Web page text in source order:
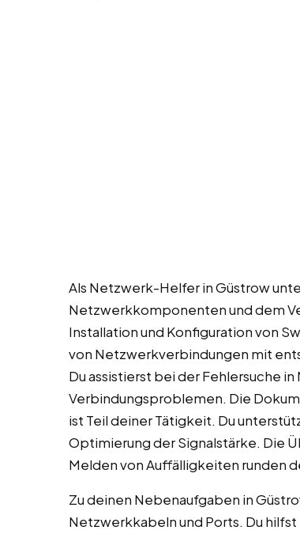
Als Netzwerk-Helfer in Güstrow
Netzwerkkomponenten und dem
Installation und Konfiguration von
von Netzwerkverbindungen mit
Du assistierst bei der Fehlersuche
Verbindungsproblemen. Die
ist Teil deiner Tätigkeit. Du
Optimierung der Signalstärke. Die
Melden von Auffälligkeiten runden
Zu deinen Nebenaufgaben in
Netzwerkkabeln und Ports. Du